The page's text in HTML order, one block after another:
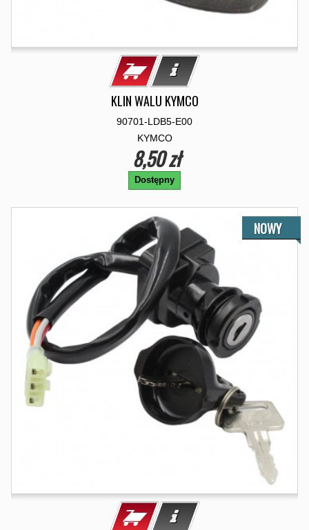
KLIN WALU KYMCO
90701-LDB5-E00
KYMCO
8,50 zł
Dostępny
NOWY